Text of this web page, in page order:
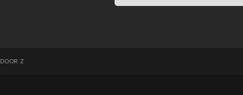
DOOR Z